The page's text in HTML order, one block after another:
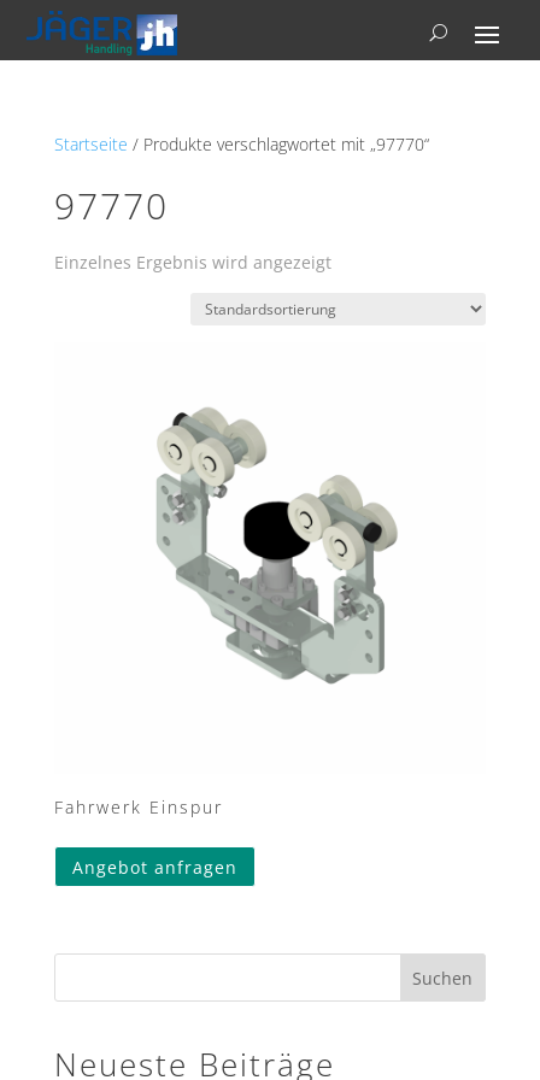
Startseite / Produkte verschlagwortet mit „97770“
97770
Einzelnes Ergebnis wird angezeigt
Fahrwerk Einspur
Angebot anfragen
Dieses
Varianten
Die
können
Suchen
Neueste Beiträge